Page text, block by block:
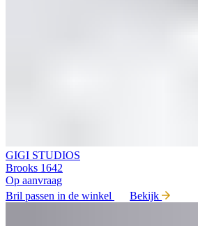
GIGI STUDIOS
Brooks 1642
Op aanvraag
Bril passen in de winkel
Bekijk